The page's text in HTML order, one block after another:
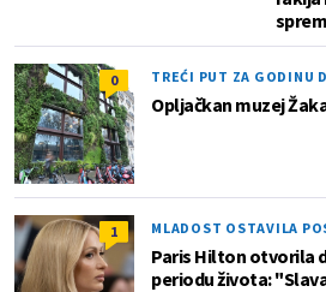
0 TREĆI PUT ZA GODINU
Opljačkan muzej
1 MLADOST OSTAVILA
Paris Hilton otvorila
periodu života: